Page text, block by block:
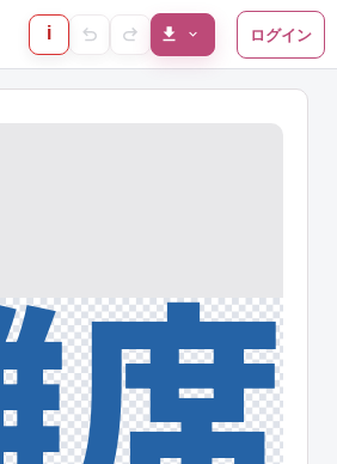
i ログイン